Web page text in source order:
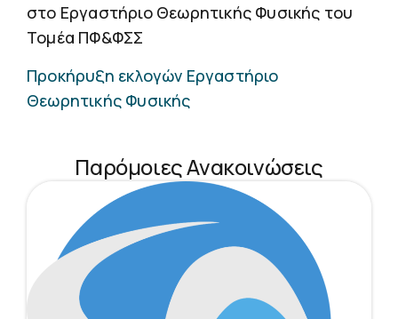
στο Εργαστήριο Θεωρητικής Φυσικής του
Τομέα ΠΦ&ΦΣΣ
Προκήρυξη εκλογών Εργαστήριο
Θεωρητικής Φυσικής
Παρόμοιες Ανακοινώσεις